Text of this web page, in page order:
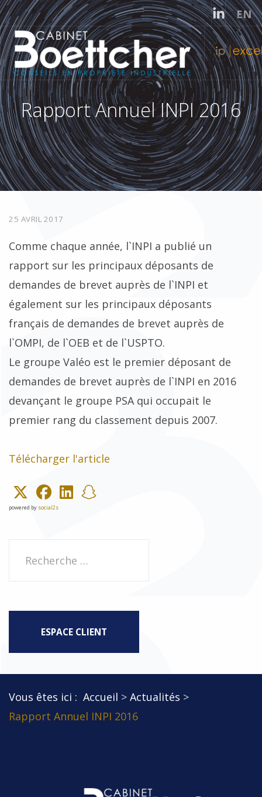
EN
Rapport Annuel INPI 2016
25 AVRIL 2017
Comme chaque année, l`INPI a publié un
rapport sur les principaux déposants de
demandes de brevet auprès de l`INPI et
également sur les principaux déposants
français de demandes de brevet auprès de
l`OMPI, de l`OEB et de l`USPTO.
Le groupe Valéo est le premier déposant de
demandes de brevet auprès de l`INPI en 2016
devançant le groupe PSA qui occupait le
premier rang du classement depuis 2007.
Télécharger l'article
powered by social2s
ESPACE CLIENT
Vous êtes ici : Accueil
Actualités
Rapport Annuel INPI 2016